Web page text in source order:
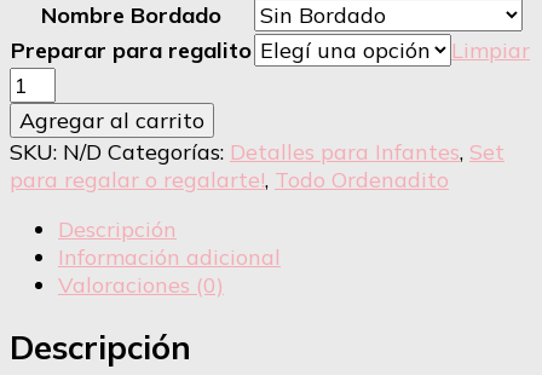
Nombre Bordado
Preparar para regalito
Limpiar
SET
Cambiador
de
paseo
plegable
Bolsita
"Primeras
Mudas"
+
Bolsita
Agregar al carrito
SKU: N/D Categorías: Detalles para Infantes, Set
para regalar o regalarte!, Todo Ordenadito
Descripción
Información adicional
Valoraciones (0)
Descripción